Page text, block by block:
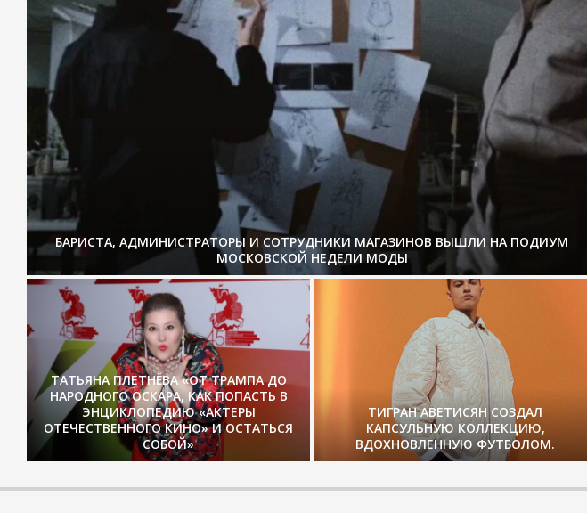
БАРИСТА, АДМИНИСТРАТОРЫ И СОТРУДНИКИ МАГАЗИНОВ ВЫШЛИ НА ПОДИУМ
МОСКОВСКОЙ НЕДЕЛИ МОДЫ
ТАТЬЯНА ПЛЕТНЁВА «ОТ ТРАМПА ДО
НАРОДНОГО ОСКАРА, КАК ПОПАСТЬ В
ЭНЦИКЛОПЕДИЮ «АКТЕРЫ
ОТЕЧЕСТВЕННОГО КИНО» И ОСТАТЬСЯ
СОБОЙ»
ТИГРАН АВЕТИСЯН СОЗДАЛ
КАПСУЛЬНУЮ КОЛЛЕКЦИЮ,
ВДОХНОВЛЕННУЮ ФУТБОЛОМ.